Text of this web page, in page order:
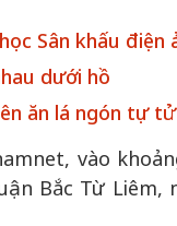
Sân khấu điện
dưới hồ
ăn lá ngón tự tử
vào
Bắc Từ Liêm,
gia
Khơi
hóa,
50